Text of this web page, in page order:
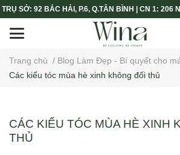
TRỤ SỞ: 92 BẮC HẢI, P.6, Q.TÂN BÌNH | CN 1: 206
Trang chủ / Blog Làm Đẹp - Bí quyết cho
Các kiểu tóc mùa hè xinh không đối thủ
CÁC KIỂU TÓC MÙA HÈ XINH
THỦ